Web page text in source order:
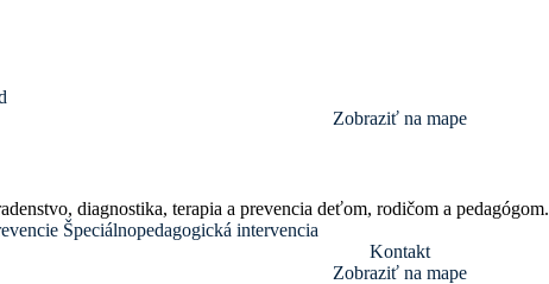
Zobraziť na mape
diagnostika, terapia a prevencia deťom, rodičom a pedagógom.
Špeciálnopedagogická intervencia
Kontakt
Zobraziť na mape